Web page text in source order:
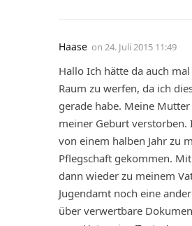
Haase on 24. Juli 2015 11:49
Hallo Ich hätte da auch
Raum zu werfen, da ich
gerade habe. Meine
meiner Geburt
von einem halben Jahr zu
Pflegschaft gekommen.
dann wieder zu meinem
Jugendamt noch eine
über verwertbare